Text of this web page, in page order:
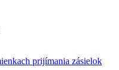
prijímania zásielok